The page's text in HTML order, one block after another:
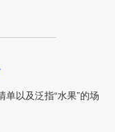
以及泛指“水果”的场